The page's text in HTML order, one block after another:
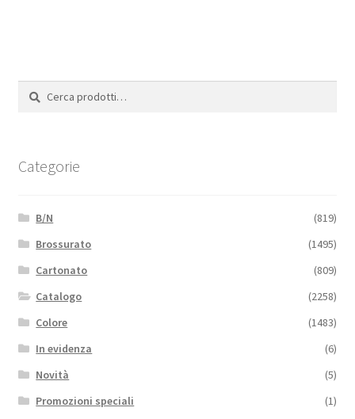
Cerca:
Cerca
Categorie
B/N
(819)
Brossurato
(1495)
Cartonato
(809)
Catalogo
(2258)
Colore
(1483)
In evidenza
(6)
Novità
(5)
Promozioni speciali
(1)